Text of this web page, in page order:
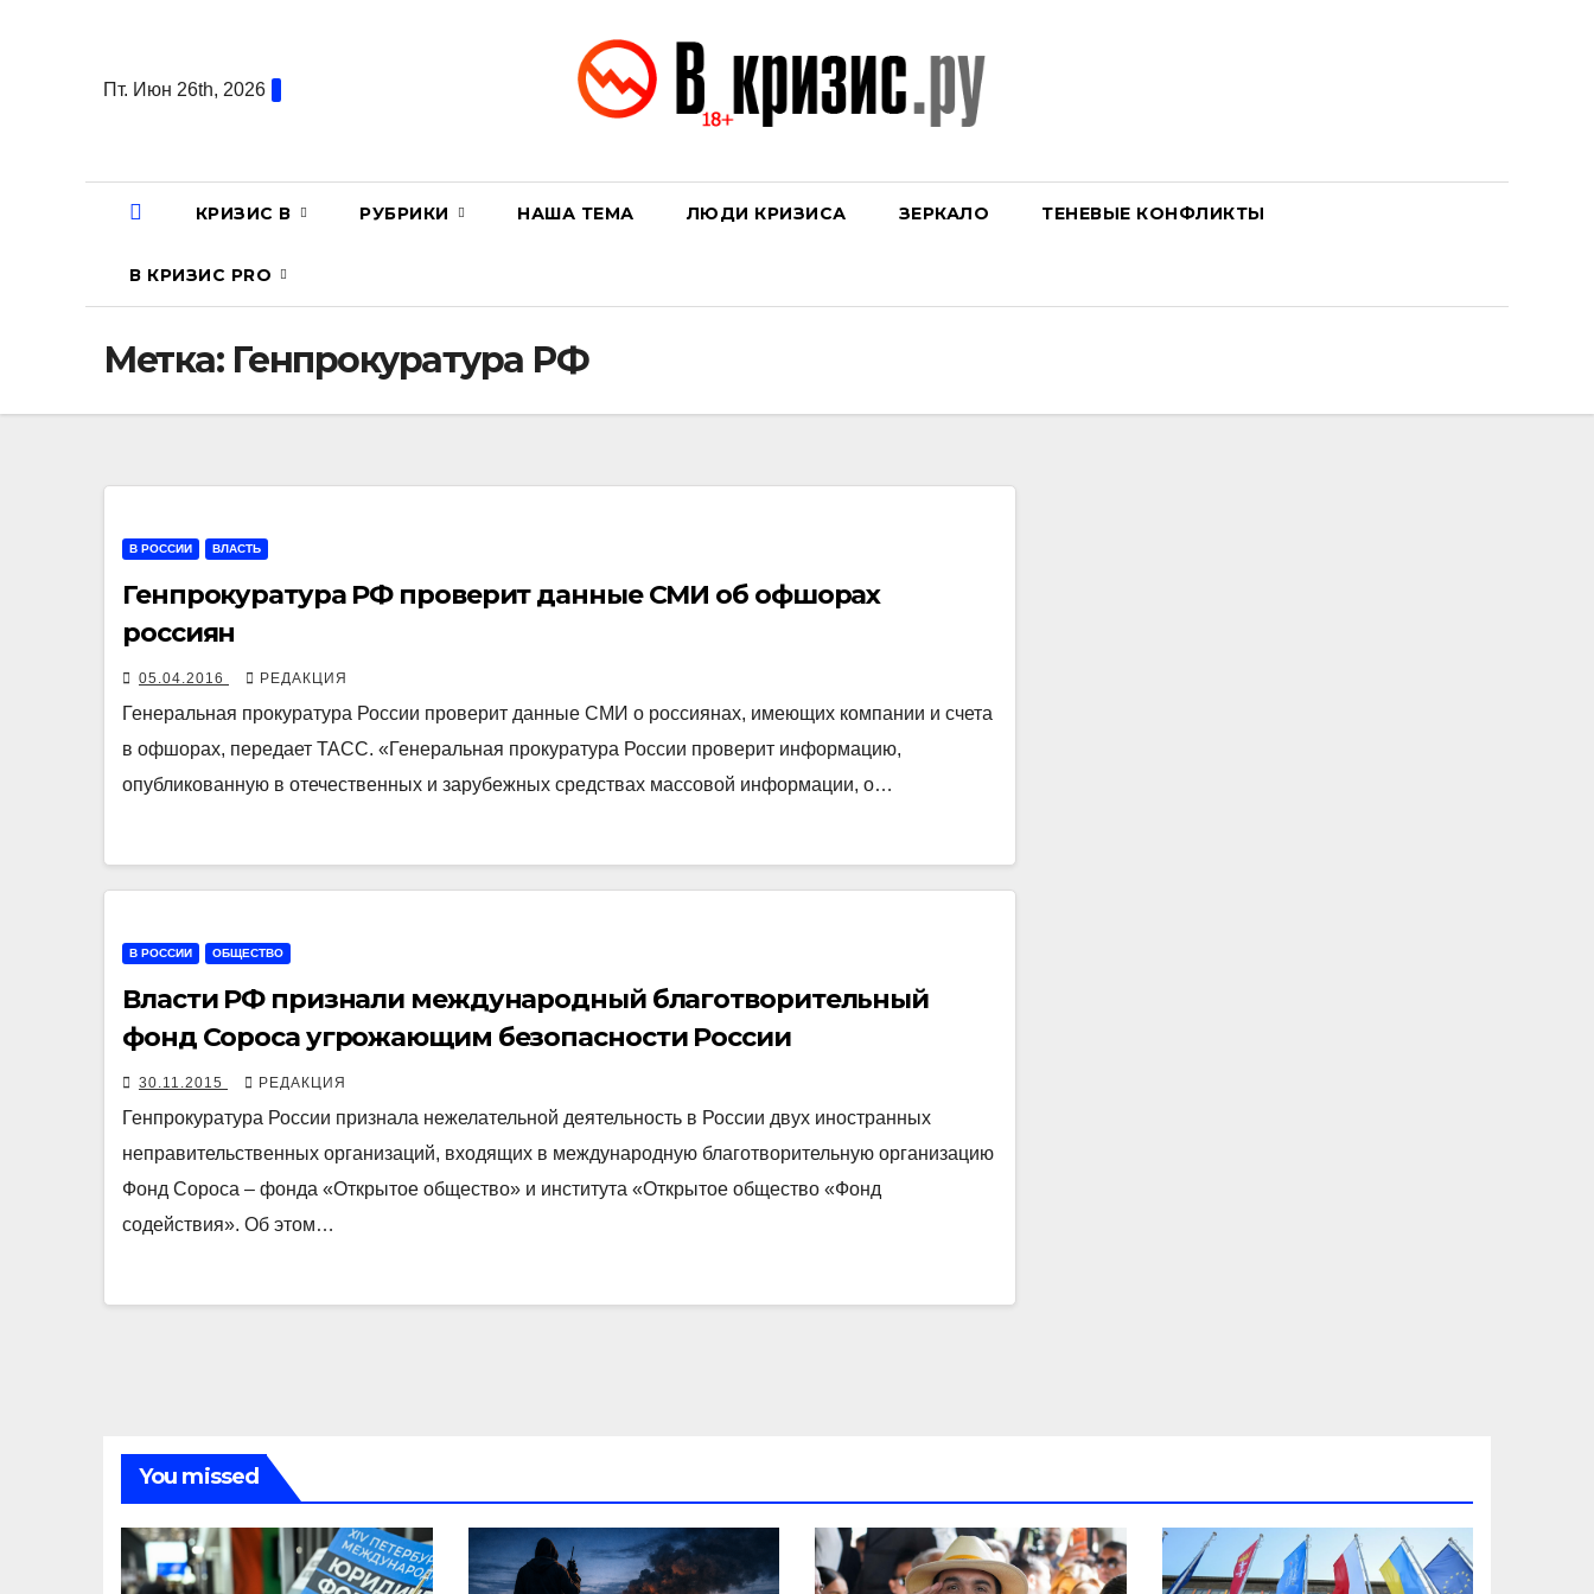
содержаниюПт. Июн 26th, 2026
КРИЗИС В РУБРИКИ НАША ТЕМА ЛЮДИ КРИЗИСА ЗЕРКАЛО ТЕНЕВЫЕ КОНФЛИКТЫ
В КРИЗИС PRO
Метка: Генпрокуратура РФ
В РОССИИ ВЛАСТЬ
Генпрокуратура РФ проверит данные СМИ об офшорах
россиян
05.04.2016 РЕДАКЦИЯ
Генеральная прокуратура России проверит данные СМИ о россиянах, имеющих компании и счета
в офшорах, передает ТАСС. «Генеральная прокуратура России проверит информацию,
опубликованную в отечественных и зарубежных средствах массовой информации, о…
В РОССИИ ОБЩЕСТВО
Власти РФ признали международный благотворительный
фонд Сороса угрожающим безопасности России
30.11.2015 РЕДАКЦИЯ
Генпрокуратура России признала нежелательной деятельность в России двух иностранных
неправительственных организаций, входящих в международную благотворительную организацию
Фонд Сороса – фонда «Открытое общество» и института «Открытое общество «Фонд
содействия». Об этом…
You missed